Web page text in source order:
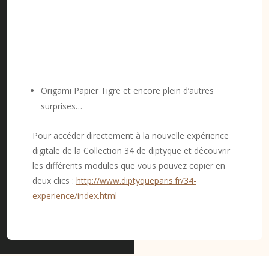
Origami Papier Tigre et encore plein d’autres
surprises…
Pour accéder directement à la nouvelle expérience
digitale de la Collection 34 de diptyque et découvrir
les différents modules que vous pouvez copier en
deux clics : http://www.diptyqueparis.fr/34-
experience/index.html